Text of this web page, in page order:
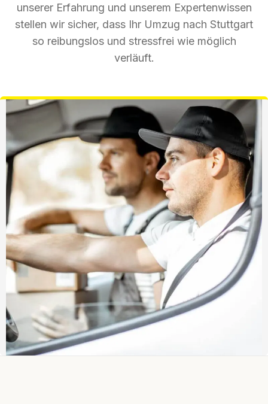
unserer Erfahrung und unserem Expertenwissen
stellen wir sicher, dass Ihr Umzug nach Stuttgart
so reibungslos und stressfrei wie möglich
verläuft.